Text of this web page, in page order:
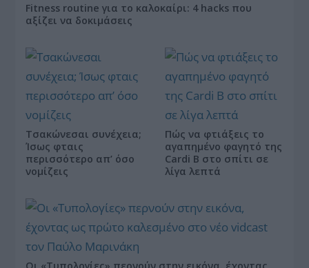
Fitness routine για το καλοκαίρι: 4 hacks που
αξίζει να δοκιμάσεις
Τσακώνεσαι συνέχεια;
Ίσως φταις
περισσότερο απ’ όσο
νομίζεις
Πώς να φτιάξεις το
αγαπημένο φαγητό της
Cardi B στο σπίτι σε
λίγα λεπτά